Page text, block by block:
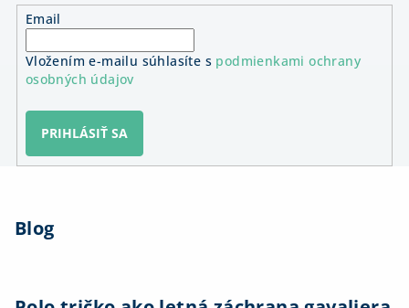
Email
Vložením e-mailu súhlasíte s podmienkami ochrany
osobných údajov
PRIHLÁSIŤ SA
Blog